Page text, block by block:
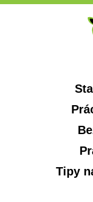
Tipy